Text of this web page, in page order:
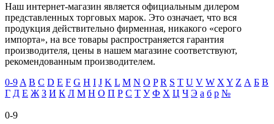
Наш интернет-магазин является официальным дилером
представленных торговых марок. Это означает, что вся
продукция действительно фирменная, никакого «серого
импорта», на все товары распространяется гарантия
производителя, цены в нашем магазине соответствуют,
рекомендованным производителем.
0-9 A B C D E F G H I J K L M N O P R S T U V W X Y Z А Б В
Г Д Е Ж З И К Л М Н О П Р С Т У Ф Х Ц Ч Э а б р №
0-9